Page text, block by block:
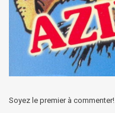
Soyez le premier à commenter!